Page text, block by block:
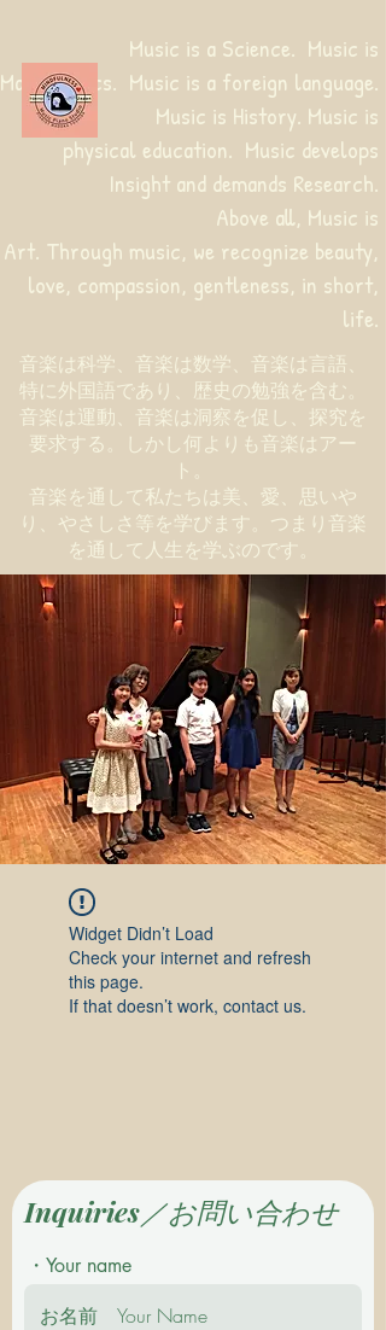
音楽は科学、音楽は数学、音楽は言語、
特に外国語であり、歴史の勉強を含む。
音楽は運動、音楽は洞察を促し、探究を
要求する。しかし何よりも音楽はアー
ト。
音楽を通して私たちは美、愛、思いや
り、やさしさ等を学びます。つまり音楽
を通して人生を学ぶのです。
Music is a Science. Music is
Mathematics. Music is a foreign language.
Music is History. Music is
physical education. Music develops
Insight and demands Research.
Above all, Music is
Art. Through music, we recognize beauty,
love, compassion, gentleness, in short,
life.
Widget Didn’t Load
Check your internet and refresh
this page.
If that doesn’t work, contact us.
Inquiries／お問い合わせ
・Your name